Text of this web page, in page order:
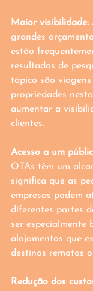
Maior visibilidade:
grandes
estão
resultados de
tópico são
propriedades
aumentar a
clientes.
Acesso a um
OTAs têm um
significa que as
empresas podem
diferentes partes
ser especialmente
alojamentos que
destinos remotos
Redução dos